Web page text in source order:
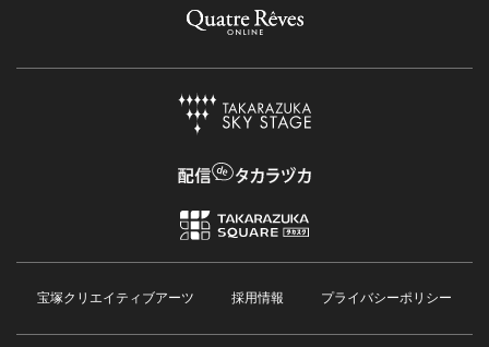
宝塚クリエイティブアーツ 採用情報 プライバシーポリシー